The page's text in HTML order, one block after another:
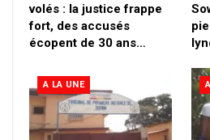
volés : la justice frappe
fort, des accusés
écopent de 30 ans…
A LA UNE